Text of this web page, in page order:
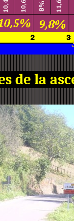
de la